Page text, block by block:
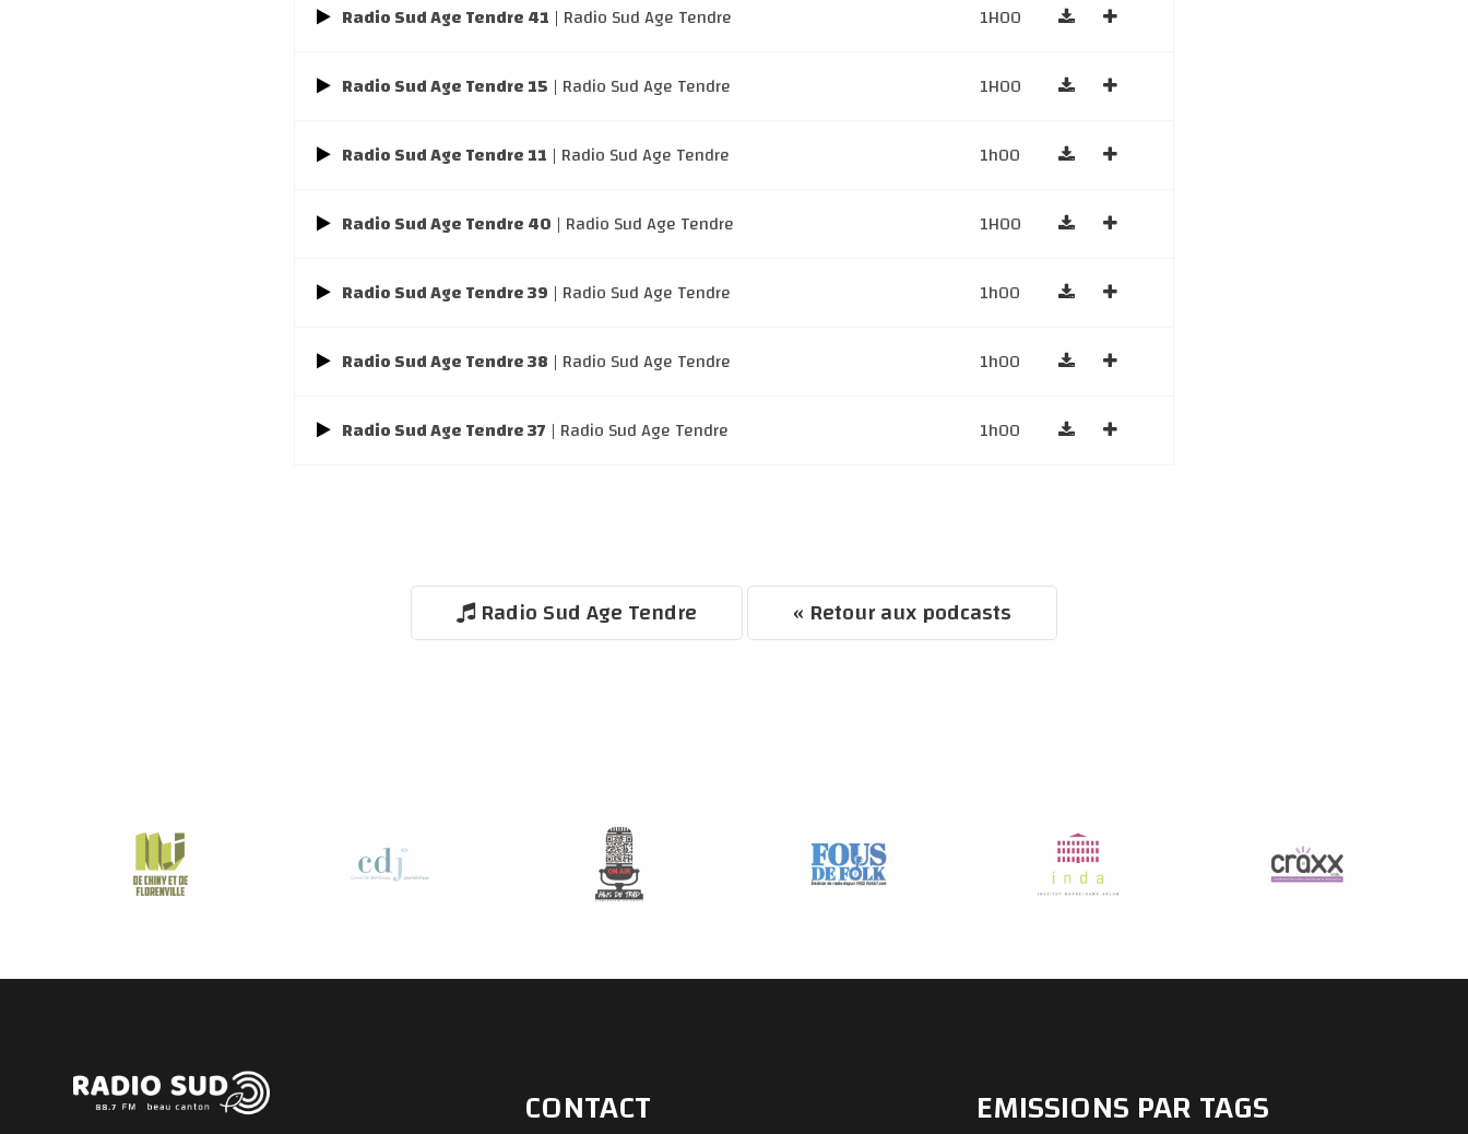
Radio Sud Age Tendre 41 | Radio Sud Age Tendre 1H00
Radio Sud Age Tendre 15 | Radio Sud Age Tendre 1H00
Radio Sud Age Tendre 11 | Radio Sud Age Tendre 1h00
Radio Sud Age Tendre 40 | Radio Sud Age Tendre 1H00
Radio Sud Age Tendre 39 | Radio Sud Age Tendre 1h00
Radio Sud Age Tendre 38 | Radio Sud Age Tendre 1h00
Radio Sud Age Tendre 37 | Radio Sud Age Tendre 1h00
Radio Sud Age Tendre « Retour aux podcasts
CONTACT EMISSIONS PAR TAGS